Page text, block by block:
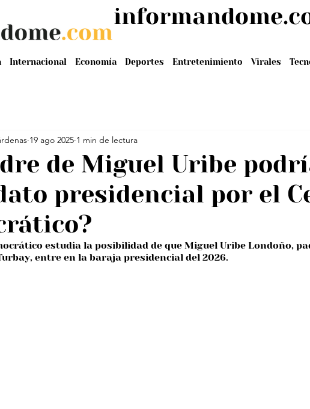
Internacional Economía Deportes Entretenimiento Virales
de Miguel Uribe
presidencial por el
19 ago 2025 1 min de lectura
estudia la posibilidad de que Miguel Uribe Londoño,
entre en la baraja presidencial del 2026.